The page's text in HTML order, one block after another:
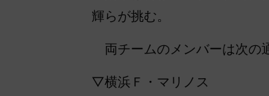
輝らが挑む。
両チームのメンバーは次の
▽横浜Ｆ・マリノス